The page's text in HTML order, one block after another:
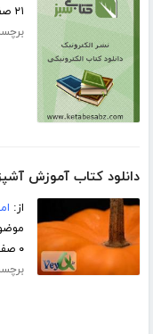
۲۱ صفحه
دانلود کتاب آموزش
از:
۰ صفحه